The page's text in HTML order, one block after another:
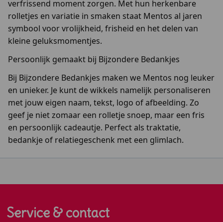
verfrissend moment zorgen. Met hun herkenbare
rolletjes en variatie in smaken staat Mentos al jaren
symbool voor vrolijkheid, frisheid en het delen van
kleine geluksmomentjes.
Persoonlijk gemaakt bij Bijzondere Bedankjes
Bij Bijzondere Bedankjes maken we Mentos nog leuker
en unieker. Je kunt de wikkels namelijk personaliseren
met jouw eigen naam, tekst, logo of afbeelding. Zo
geef je niet zomaar een rolletje snoep, maar een fris
en persoonlijk cadeautje. Perfect als traktatie,
bedankje of relatiegeschenk met een glimlach.
Service & contact